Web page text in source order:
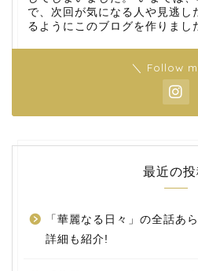
で、次回が気になる人や見逃し
るようにこのブログを作りまし
＼ Follow
最近の
「華麗なる日々」の全話あ
詳細も紹介!